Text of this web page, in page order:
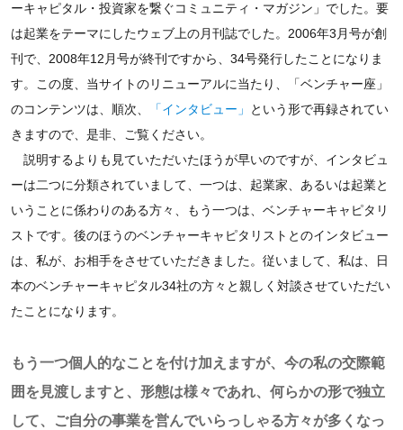
ーキャピタル・投資家を繋ぐコミュニティ・マガジン」でした。要
は起業をテーマにしたウェブ上の月刊誌でした。2006年3月号が創
刊で、2008年12月号が終刊ですから、34号発行したことになりま
す。この度、当サイトのリニューアルに当たり、「ベンチャー座」
のコンテンツは、順次、
「インタビュー」
という形で再録されてい
きますので、是非、ご覧ください。
説明するよりも見ていただいたほうが早いのですが、インタビュ
ーは二つに分類されていまして、一つは、起業家、あるいは起業と
いうことに係わりのある方々、もう一つは、ベンチャーキャピタリ
ストです。後のほうのベンチャーキャピタリストとのインタビュー
は、私が、お相手をさせていただきました。従いまして、私は、日
本のベンチャーキャピタル34社の方々と親しく対談させていただい
たことになります。
もう一つ個人的なことを付け加えますが、今の私の交際範
囲を見渡しますと、形態は様々であれ、何らかの形で独立
して、ご自分の事業を営んでいらっしゃる方々が多くなっ